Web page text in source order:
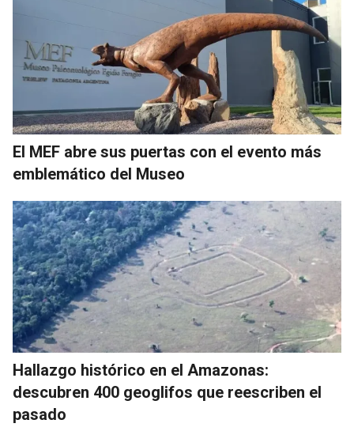
El MEF abre sus puertas con el evento más
emblemático del Museo
Hallazgo histórico en el Amazonas:
descubren 400 geoglifos que reescriben el
pasado